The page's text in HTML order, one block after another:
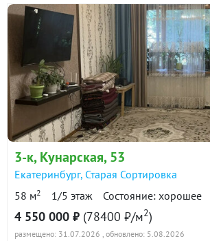
3-к, Кунарская, 53
Екатеринбург, Старая Сортировка
58 м2 1/5 этаж Состояние: хорошее
4 550 000 ₽ (78400 ₽/м2)
размещено: 31.07.2026 , обновлено: 5.08.2026